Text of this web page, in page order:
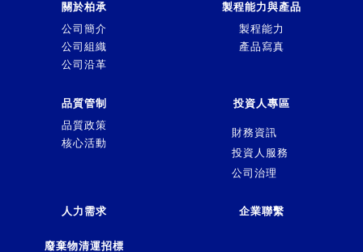
關於柏承
公司簡介
公司組織
公司沿革
製程能力與產品
製程能力
產品寫真
品質管制
品質政策
核心活動
投資人專區
財務資訊
投資人服務
公司治理
人力需求 企業聯繫
廢棄物清運招標